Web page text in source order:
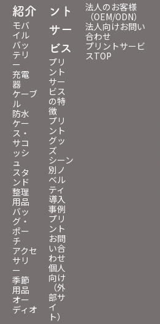
紹介
モバ
イル
バッ
テリ
ー
充電
器
ケーブ
ル
防水
ケー
ス・
サコ
ッシ
ュ
スタ
ンド
整理
用品
バッ
グ・
ポー
チ
アクセ
サリ
ー
季節
用品
オー
ディオ
ント
サー
ビス
プリ
ント
サー
ビス
の特
徴
プリ
ント
グッ
ズ
シーン
別ノ
ベル
ティ
導入
事例
プリ
ント
お問
い合
わせ
個人
向け
（外
部サ
イ
ト）
法人のお客様
（OEM/ODN）
法人向けお問い
合わせ
プリントサービ
スTOP